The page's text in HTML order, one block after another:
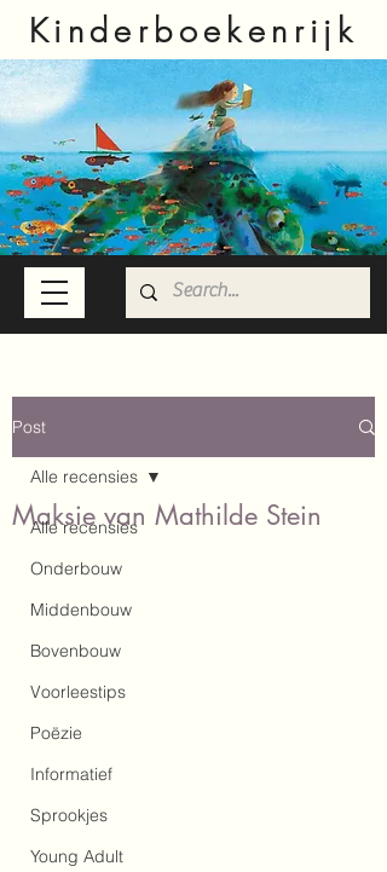
Kinderboekenrijk
Post
Alle recensies
Onderbouw
Middenbouw
Bovenbouw
Voorleestips
Poëzie
Informatief
Sprookjes
Young Adult
Alle recensies
Maksie van Mathilde Stein